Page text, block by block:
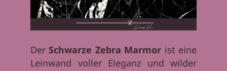
Der Schwarze Zebra Marmor ist eine
Leinwand voller Eleganz und wilder